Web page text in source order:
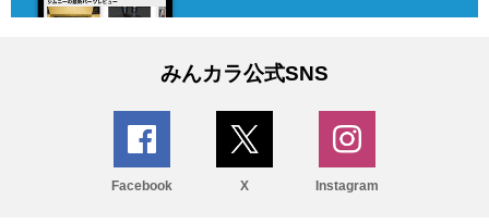
みんカラ公式SNS
Facebook X Instagram